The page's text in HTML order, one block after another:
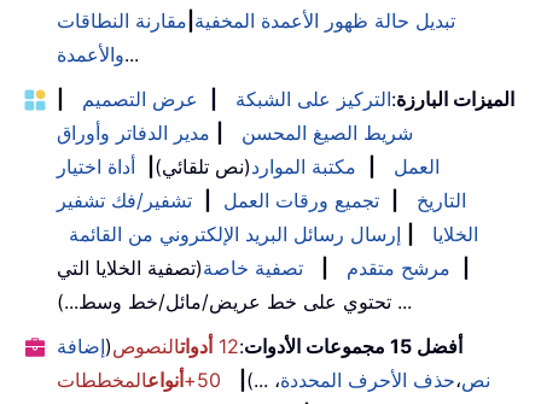
تبديل حالة ظهور الأعمدة المخفية مقارنة النطاقات
والأعمدة...
الميزات البارزة:التركيز على الشبكة عرض التصميم
شريط الصيغ المحسن
مدير الدفاتر وأوراق
العمل
مكتبة الموارد(نص تلقائي)
أداة اختيار
التاريخ
تجميع ورقات العمل
تشفير/فك تشفير
الخلايا
إرسال رسائل البريد الإلكتروني من القائمة
مرشح متقدم تصفية خاصة(تصفية الخلايا التي
تحتوي على خط عريض/مائل/خط وسط...) ...
أفضل 15 مجموعات الأدوات
:
12 أدواتالنصوص(إضافة
نص،حذف الأحرف المحددة، ...) 50+ أنواعالمخططات